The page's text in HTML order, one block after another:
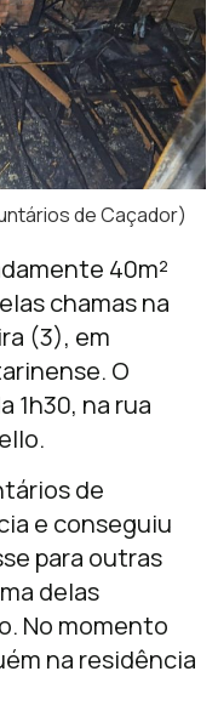
de Caçador)
40m²
chamas na
(3), em
O
1h30, na rua
de
e conseguiu
para outras
delas
No momento
na residência